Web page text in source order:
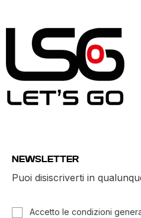
NEWSLETTER
Puoi disiscriverti in
Accetto le condizioni